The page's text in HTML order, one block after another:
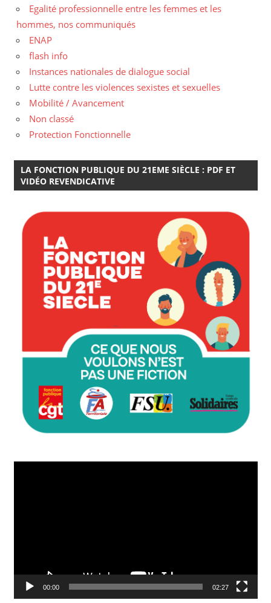
Egalité professionnelle entre les femmes et les
hommes, nos communiqués
ENAP
flash info
Instances nationales de dialogue social
Lutte contre les violences sexistes et sexuelles
Mobilité / Avancement
Non classé
Protection Fonctionnelle
LA FONCTION PUBLIQUE DU 21EME SIÈCLE : PDF ET
VIDÉO REVENDICATIVE
00:00 02:27